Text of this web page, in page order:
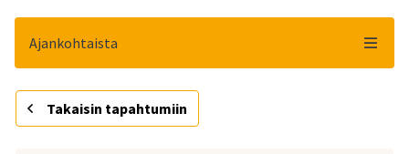
Ajankohtaista
Takaisin tapahtumiin